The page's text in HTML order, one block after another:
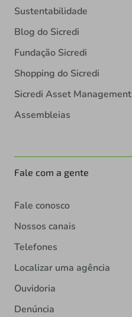
Sustentabilidade
Blog do Sicredi
Fundação Sicredi
Shopping do Sicredi
Sicredi Asset Management
Assembleias
Fale com a gente
Fale conosco
Nossos canais
Telefones
Localizar uma agência
Ouvidoria
Denúncia